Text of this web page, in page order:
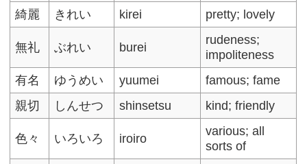
綺麗 きれい kirei pretty; lovely
無礼 ぶれい burei
rudeness;
impoliteness
有名
ゆうめい yuumei
famous; fame
親切
しんせつ shinsetsu kind; friendly
色々 いろいろ iroiro
various; all
sorts of